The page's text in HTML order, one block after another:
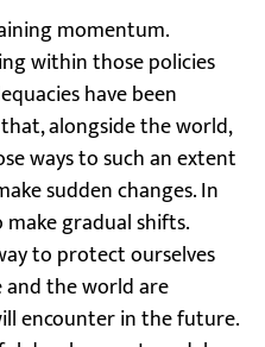
momentum.
within those policies
have been
alongside the world,
ways to such an extent
sudden changes. In
gradual shifts.
to protect ourselves
the world are
encounter in the future.